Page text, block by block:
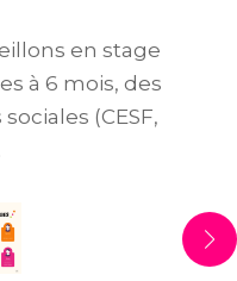
en stage
à 6 mois, des
(CESF,